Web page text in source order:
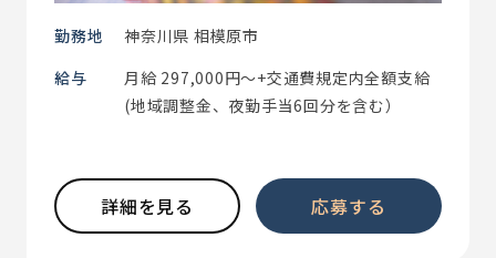
勤務地
神奈川県 相模原市
給与
月給 297,000円～+交通費規定内全額支給
(地域調整金、夜勤手当6回分を含む）
詳細を見る 応募する